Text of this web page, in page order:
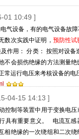
01 10:49 ]
气设备，有的电气设备故
数次实践中证明， 预防性试
作用： 分类： 按照对设
不会损伤绝缘的方法测量
常运行电压来考核设备的电
04-15 14:13 ]
制等装置中用于变换电
具有重要意义。 电流互感
相绝缘的一次绕组和二次